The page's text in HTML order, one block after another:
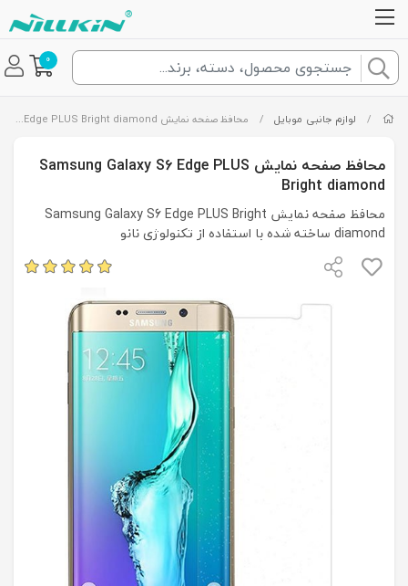
0
/ لوازم جانبی موبایل / محافظ صفحه نمایش Samsung Galaxy S6 Edge PLUS Bright diamond
محافظ صفحه نمایش Samsung Galaxy S6 Edge PLUS
Bright diamond
محافظ صفحه نمایش Samsung Galaxy S6 Edge PLUS Bright
diamond ساخته شده با استفاده از تکنولوژی نانو